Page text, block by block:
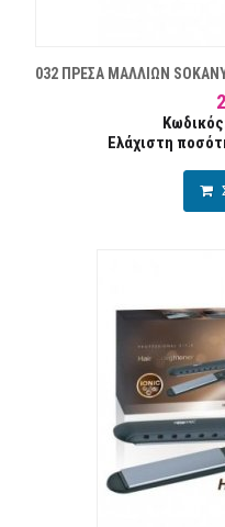
032 ΠΡΕΣΑ ΜΑΛΛΙΩΝ
Ελάχιστη